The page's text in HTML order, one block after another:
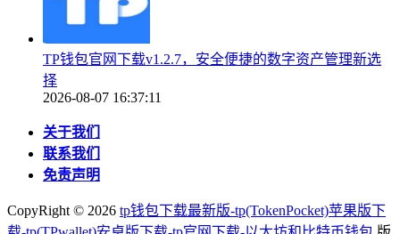
TP钱包官网下载v1.2.7，安全便捷的数字资产管理新选
择
2026-08-07 16:37:11
关于我们
联系我们
免责声明
CopyRight © 2026 tp钱包下载最新版-tp(TokenPocket)苹果版下